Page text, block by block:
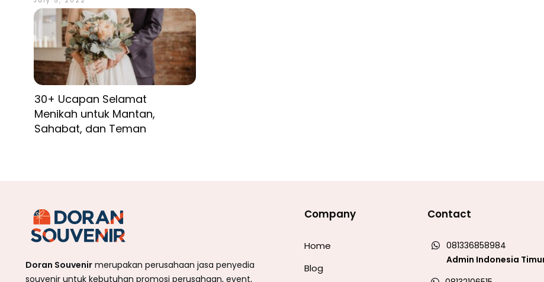
30+ Ucapan Selamat
Menikah untuk Mantan,
Sahabat, dan Teman
Doran Souvenir merupakan perusahaan jasa penyedia
souvenir untuk kebutuhan promosi perusahaan, event,
Company
Home
Blog
Contact
081336858984
Admin Indonesia